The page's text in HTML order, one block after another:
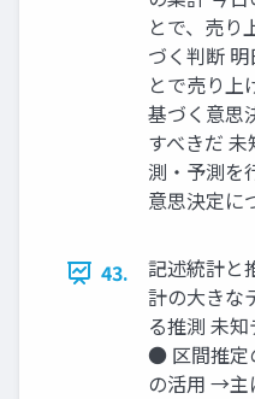
とで、売り
づく判断
とで売り上
基づく意思
すべきだ
測・予測を
意思決定に
43.
記述統計と
計の大きな
る推測 未
● 区間推定
の活用 →主